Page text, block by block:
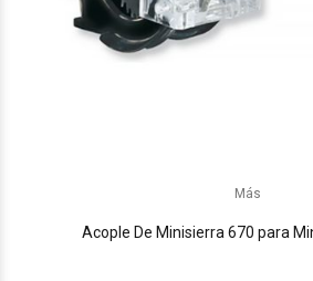
Más
Acople De Minisierra 670 para